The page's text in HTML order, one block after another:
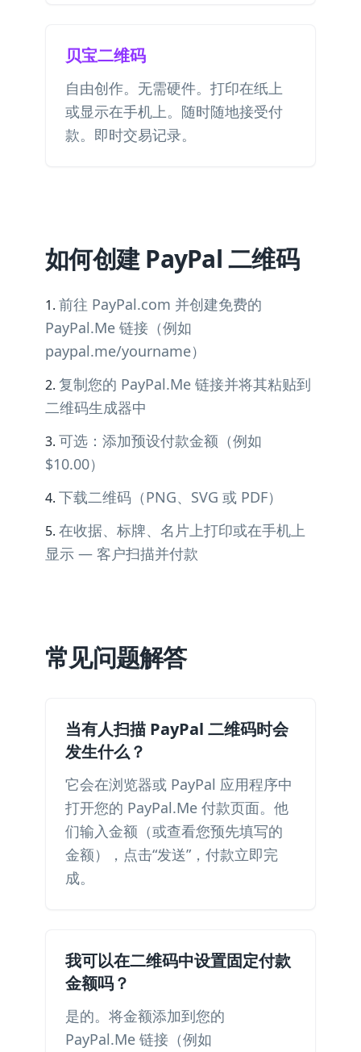
贝宝二维码
自由创作。无需硬件。打印在纸上
或显示在手机上。随时随地接受付
款。即时交易记录。
如何创建 PayPal 二维码
前往 PayPal.com 并创建免费的
PayPal.Me 链接（例如
paypal.me/yourname）
复制您的 PayPal.Me 链接并将其粘贴到
二维码生成器中
可选：添加预设付款金额（例如
$10.00）
下载二维码（PNG、SVG 或 PDF）
在收据、标牌、名片上打印或在手机上
显示 — 客户扫描并付款
常见问题解答
当有人扫描 PayPal 二维码时会
发生什么？
它会在浏览器或 PayPal 应用程序中
打开您的 PayPal.Me 付款页面。他
们输入金额（或查看您预先填写的
金额），点击“发送”，付款立即完
成。
我可以在二维码中设置固定付款
金额吗？
是的。将金额添加到您的
PayPal.Me 链接（例如